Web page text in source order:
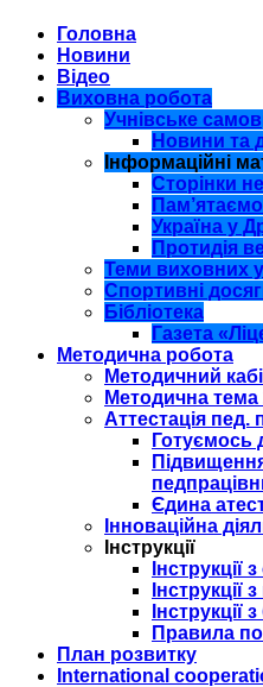
Головна
Новини
Відео
Виховна робота
Учнівське
Новини та
Інформаційні
Сторінки
Україна у
Протидія
Теми виховних
Спортивні
Бібліотека
Газета
Методична робота
Методичний
Методична тема
Аттестація пед.
Готуємось
Підвищення
Єдина
Інноваційна
Інструкції
Інструкції
Інструкції
Інструкції
Правила
План розвитку
International